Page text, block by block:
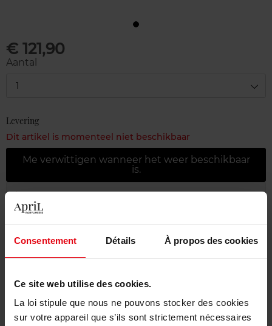
Consentement Détails À propos des cookies
Ce site web utilise des cookies.
La loi stipule que nous ne pouvons stocker des cookies
sur votre appareil que s’ils sont strictement nécessaires
€ 121,90
Aantal
1
Levering
Dit artikel is momenteel niet beschikbaar
Me verwittigen wanneer het weer beschikbaar
is.
Gratis levering bij aankoop van min. 55€
Gratis retour in je winkelpunt
Gratis verpakking
Beschrijving